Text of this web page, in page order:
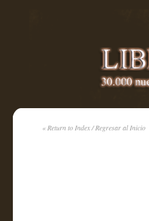
« Return to Index / Regresar al Inicio